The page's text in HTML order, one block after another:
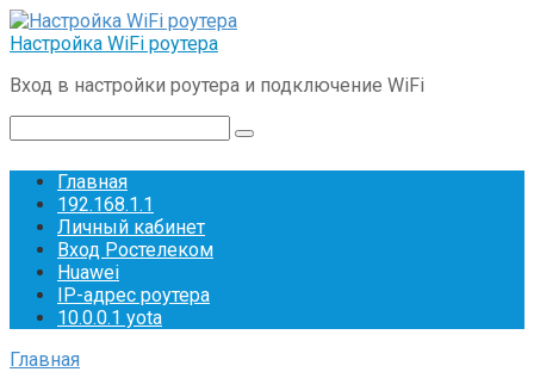
Перейти
к
Настройка WiFi роутера
Вход в настройки роутера и подключение WiFi
Главная
192.168.1.1
Личный кабинет
Вход Ростелеком
Huawei
IP-адрес роутера
10.0.0.1 yota
Главная